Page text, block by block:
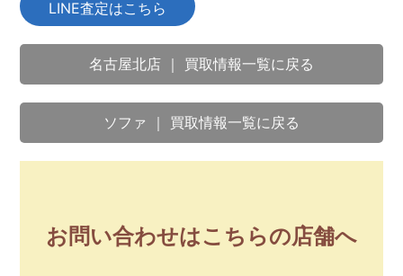
LINE査定はこちら
名古屋北店 ｜ 買取情報一覧に戻る
ソファ ｜ 買取情報一覧に戻る
お問い合わせはこちらの店舗へ